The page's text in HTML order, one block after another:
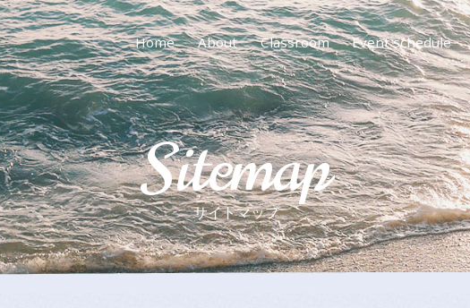
Home About Classroom Event schedule
Sitemap
サイトマップ